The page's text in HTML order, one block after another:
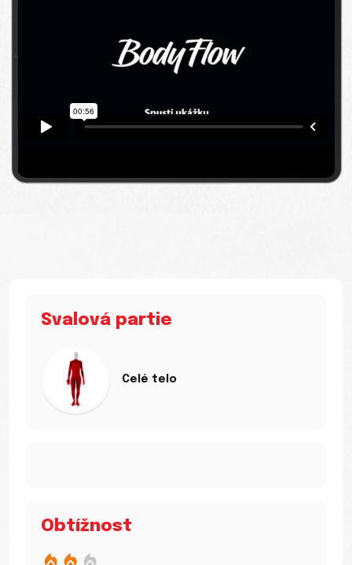
Svalová partie
Celé telo
Obtížnost